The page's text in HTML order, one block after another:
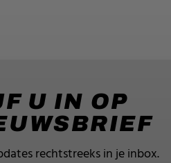
U IN OP
rechtstreeks in je inbox.